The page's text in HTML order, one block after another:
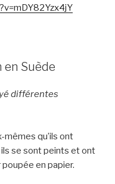
en Suède
différentes
mêmes qu’ils ont
se sont peints et ont
en papier.